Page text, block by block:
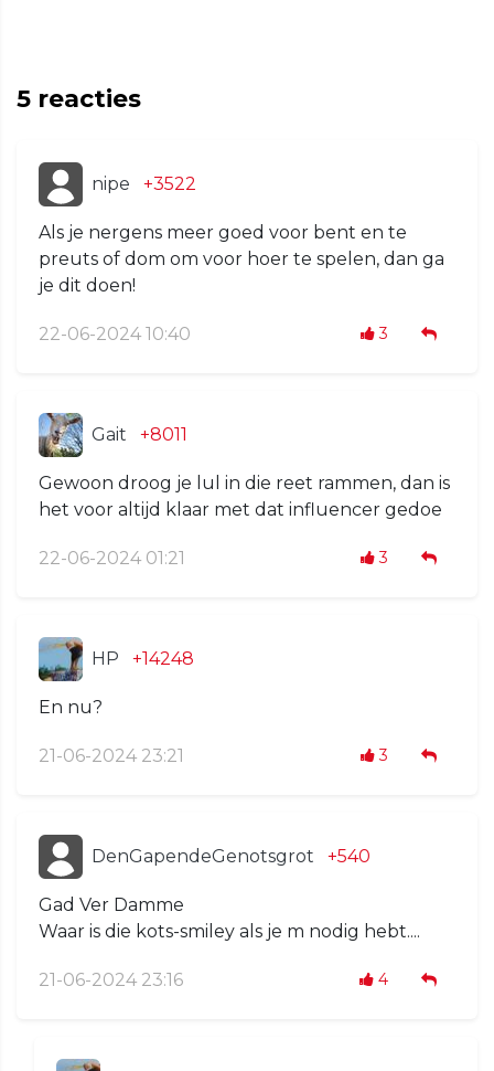
5 reacties
nipe +3522
Als je nergens meer goed voor bent en te
preuts of dom om voor hoer te spelen, dan ga
je dit doen!
22-06-2024 10:40 3
Gait +8011
Gewoon droog je lul in die reet rammen, dan is
het voor altijd klaar met dat influencer gedoe
22-06-2024 01:21 3
HP +14248
En nu?
21-06-2024 23:21 3
DenGapendeGenotsgrot +540
Gad Ver Damme
Waar is die kots-smiley als je m nodig hebt....
21-06-2024 23:16 4